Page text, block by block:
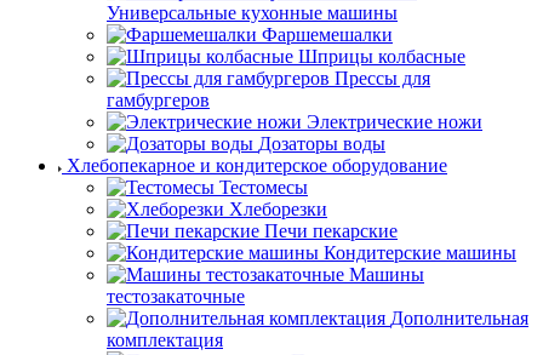
Универсальные кухонные машины
Фаршемешалки
Шприцы колбасные
Прессы для
гамбургеров
Электрические ножи
Дозаторы воды
Хлебопекарное и кондитерское оборудование
Тестомесы
Хлеборезки
Печи пекарские
Кондитерские машины
Машины
тестозакаточные
Дополнительная
комплектация